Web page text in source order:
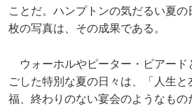
ことだ。ハンプトンの気だるい夏
枚の写真は、その成果である。
ウォーホルやピーター・ビアード
ごした特別な夏の日々は、「人生
福、終わりのない宴会のようなも